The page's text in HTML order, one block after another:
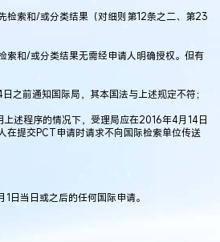
检索和/或分类结果（对细则第12条之二、第23
索和/或分类结果无需经申请人明确授权。但有
之前通知国际局，其本国法与上述规定不符；
上述程序的情况下，受理局应在2016年4月14日
在提交PCT申请时请求不向国际检索单位传送
日当日或之后的任何国际申请。